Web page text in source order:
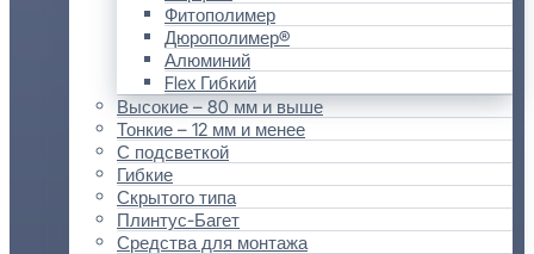
Фитополимер
Дюрополимер®
Алюминий
Flex Гибкий
Высокие – 80 мм и выше
Тонкие – 12 мм и менее
С подсветкой
Гибкие
Скрытого типа
Плинтус-Багет
Средства для монтажа